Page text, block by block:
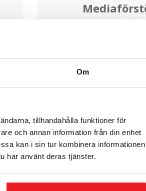
Om
tillhandahålla funktioner för
och annan information från din enhet
kan i sin tur kombinera informationen
har använt deras tjänster.
För radering och fysisk
sortiment för